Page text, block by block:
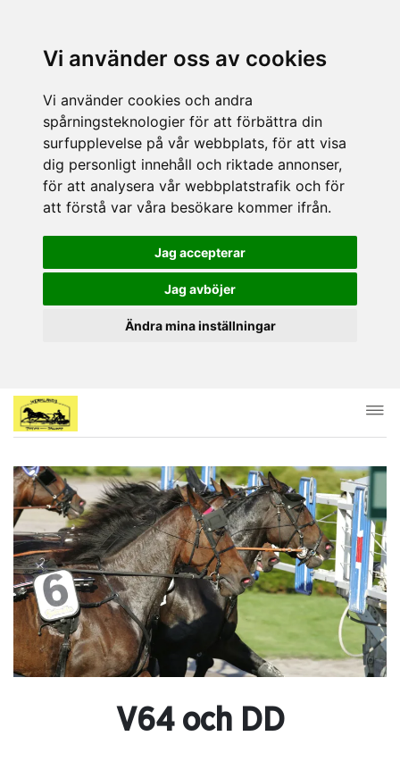
Vi använder oss av cookies
Vi använder cookies och andra
spårningsteknologier för att förbättra din
surfupplevelse på vår webbplats, för att visa
dig personligt innehåll och riktade annonser,
för att analysera vår webbplatstrafik och för
att förstå var våra besökare kommer ifrån.
Jag accepterar
Jag avböjer
Ändra mina inställningar
V64 och DD